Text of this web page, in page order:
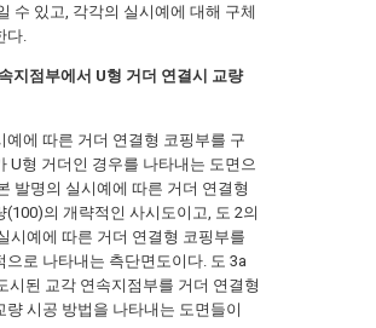
수 있고, 각각의 실시예에 대해 구체
다.
지점부에서 U형 거더 연결시 교량
예에 따른 거더 연결형 코핑부를 구
U형 거더인 경우를 나타내는 도면으
발명의 실시예에 따른 거더 연결형
(100)의 개략적인 사시도이고, 도 2의
시예에 따른 거더 연결형 코핑부를
으로 나타내는 측단면도이다. 도 3a
시된 교각 연속지점부를 거더 연결형
량 시공 방법을 나타내는 도면들이